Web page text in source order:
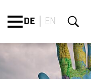
DE EN